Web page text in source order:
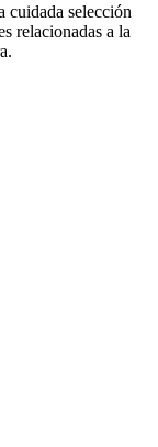
selección
relacionadas a la